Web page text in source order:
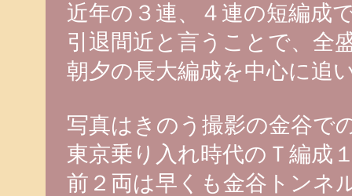
近年の３連、４連の短編成
引退間近と言うことで、全
朝夕の長大編成を中心に追
写真はきのう撮影の金谷で
東京乗り入れ時代のＴ編成
前２両は早くも金谷トンネ